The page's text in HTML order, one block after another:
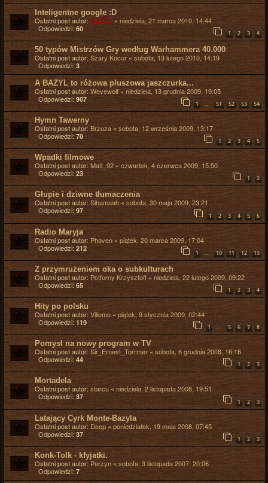
Inteligentne google :D
Ostatni post autor: BAZYL « niedziela, 21 marca 2010, 14:44
Odpowiedzi: 60
1 2 3 4
50 typów Mistrzów Gry według Warhammera 40.000
Ostatni post autor: Szary Kocur « sobota, 13 lutego 2010, 14:19
Odpowiedzi: 3
A BAZYL to różowa pluszowa jaszczurka...
Ostatni post autor: Wevewolf « niedziela, 13 grudnia 2009, 19:05
Odpowiedzi: 907
1 … 51 52 53 54
Hymn Tawerny
Ostatni post autor: Brzoza « sobota, 12 września 2009, 13:17
Odpowiedzi: 70
1 2 3 4 5
Wpadki filmowe
Ostatni post autor: Matt_92 « czwartek, 4 czerwca 2009, 15:50
Odpowiedzi: 23
1 2
Głupie i dziwne tłumaczenia
Ostatni post autor: Sihamaah « sobota, 30 maja 2009, 23:21
Odpowiedzi: 97
1 2 3 4 5 6
Radio Maryja
Ostatni post autor: Phoven « piątek, 20 marca 2009, 17:04
Odpowiedzi: 212
1 … 10 11 12 13
Z przymrużeniem oka o subkulturach
Ostatni post autor: Potforny Krzysztoff « niedziela, 22 lutego 2009, 09:22
Odpowiedzi: 65
1 2 3 4
Hity po polsku
Ostatni post autor: Villemo « piątek, 9 stycznia 2009, 02:44
Odpowiedzi: 119
1 … 5 6 7 8
Pomysł na nowy program w TV
Ostatni post autor: Sir_Ernest_Torrmer « sobota, 6 grudnia 2008, 16:16
Odpowiedzi: 44
1 2 3
Mortadela
Ostatni post autor: starcu « niedziela, 2 listopada 2008, 19:51
Odpowiedzi: 37
1 2 3
Latający Cyrk Monte-Bazyla
Ostatni post autor: Deep« poniedziałek, 19 maja 2008, 07:45
Odpowiedzi: 37
1 2 3
Konk-Tolk - kfyjatki.
Ostatni post autor: Perzyn « sobota, 3 listopada 2007, 20:06
Odpowiedzi: 7